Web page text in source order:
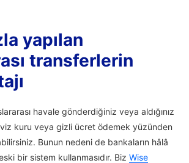
yapılan
transferlerin
havale gönderdiğiniz veya aldığınız
kuru veya gizli ücret ödemek yüzünden
Bunun nedeni de bankaların hâlâ
bir sistem kullanmasıdır. Biz Wise